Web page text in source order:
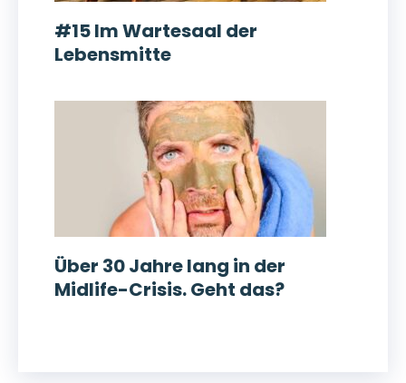
#15 Im Wartesaal der
Lebensmitte
Über 30 Jahre lang in der
Midlife-Crisis. Geht das?